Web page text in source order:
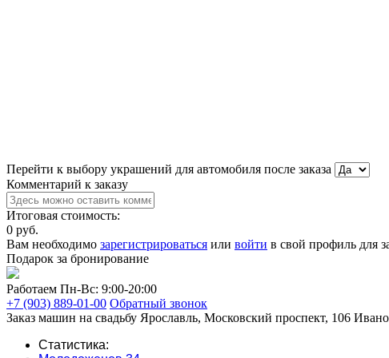
Перейти к выбору украшений для автомобиля после заказа
Комментарий к заказу
Итоговая стоимость:
0 руб.
Вам необходимо зарегистрироваться или войти в свой профиль для
Подарок за бронирование
Работаем Пн-Вс: 9:00-20:00
+7 (903) 889-01-00 Обратный звонок
Заказ машин на свадьбу Ярославль, Московский проспект, 106
Статистика: